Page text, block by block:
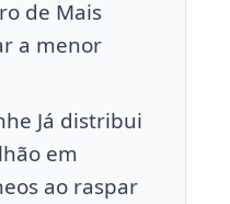
de Mais
a menor
Já distribui
em
ao raspar